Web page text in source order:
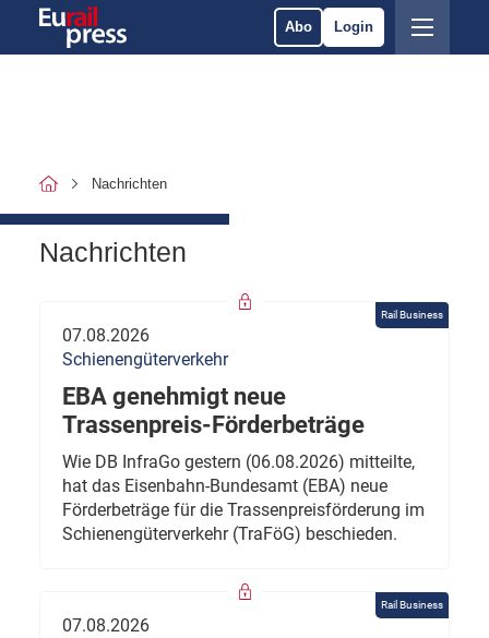
Abo Login
Nachrichten
Nachrichten
Rail Business
07.08.2026
Schienengüterverkehr
EBA genehmigt neue
Trassenpreis-Förderbeträge
Wie DB InfraGo gestern (06.08.2026) mitteilte,
hat das Eisenbahn-Bundesamt (EBA) neue
Förderbeträge für die Trassenpreisförderung im
Schienengüterverkehr (TraFöG) beschieden.
Rail Business
07.08.2026